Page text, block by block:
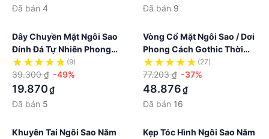
Đã bán 4
Đã bán 9
Dây Chuyền Mặt Ngôi Sao
Đính Đá Tự Nhiên Phong
Cách Âu Mỹ
(9)
39.300 ₫ -49%
19.870₫
Đã bán 5
Vòng Cổ Mặt Ngôi Sao / Dơi
Phong Cách Gothic Thời
Trang Cho Nữ(27)
77.203 ₫ -37%
48.876₫
Đã bán 16
Khuyên Tai Ngôi Sao Năm
Kẹp Tóc Hình Ngôi Sao Năm